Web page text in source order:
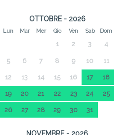
OTTOBRE - 2026
Lun Mar Mer Gio Ven Sab Dom
1 2 3 4
5 6 7 8 9 10 11
12 13 14 15 16 17 18
19 20 21 22 23 24 25
26 27 28 29 30 31